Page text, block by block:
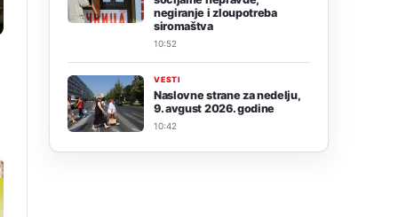
negiranje i zloupotreba
siromaštva
10:52
VESTI
Naslovne strane za nedelju,
9. avgust 2026. godine
10:42